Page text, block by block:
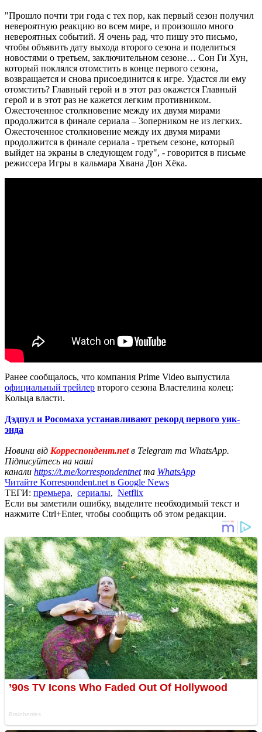
"Прошло почти три года с тех пор, как первый сезон получил
невероятную реакцию во всем мире, и произошло много
невероятных событий. Я очень рад, что пишу это письмо,
чтобы объявить дату выхода второго сезона и поделиться
новостями о третьем, заключительном сезоне… Сон Ги Хун,
который поклялся отомстить в конце первого сезона,
возвращается и снова присоединится к игре. Удастся ли ему
отомстить? Главный герой и в этот раз окажется Главный
герой и в этот раз не кажется легким противником.
Ожесточенное столкновение между их двумя мирами
продолжится в финале сериала – 3оперником не из легких.
Ожесточенное столкновение между их двумя мирами
продолжится в финале сериала - третьем сезоне, который
выйдет на экраны в следующем году", - говорится в письме
режиссера Игры в кальмара Хвана Дон Хёка.
Ранее сообщалось, что компания Prime Video выпустила
официальный трейлер второго сезона Властелина колец:
Кольца власти.
Дэдпул и Росомаха устанавливают рекорд первого уик-
энда
Новини від Корреспондент.netв Telegram та WhatsApp.
Підписуйтесь на наші
канали https://t.me/korrespondentnetта WhatsApp
Читайте Korrespondent.net в Google News
ТЕГИ: премьера, сериалы, Netflix
Если вы заметили ошибку, выделите необходимый текст и
нажмите Ctrl+Enter, чтобы сообщить об этом редакции.